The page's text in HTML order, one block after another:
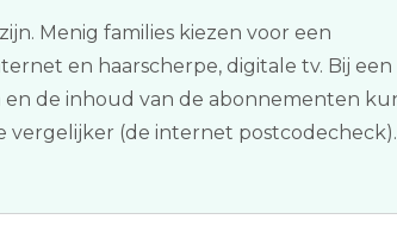
Menig families kiezen voor een
en haarscherpe, digitale tv. Bij een
en de inhoud van de abonnementen
vergelijker (de internet